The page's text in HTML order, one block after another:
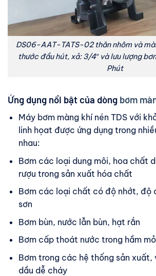
DS06-AAT-TATS-02 thân nhôm và
thước đầu hút, xả: 3/4″ và lưu lượng
Phút
Ứng dụng nổi bật của dòng bơm
Máy bơm màng khí nén TDS với
linh họat được ứng dụng trong
nhau:
Bơm các loại dung môi, hoa chất
rượu trong sản xuất hóa chất
Bơm các loại chất có độ nhớt, độ
sơn
Bơm bùn, nước lẫn bùn, hạt rắn
Bơm cấp thoát nước trong hầm mỏ
Bơm trong các hệ thống sản xuất,
dầu dễ cháy